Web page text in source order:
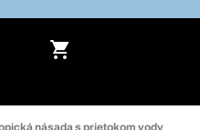
násada s prietokom vody